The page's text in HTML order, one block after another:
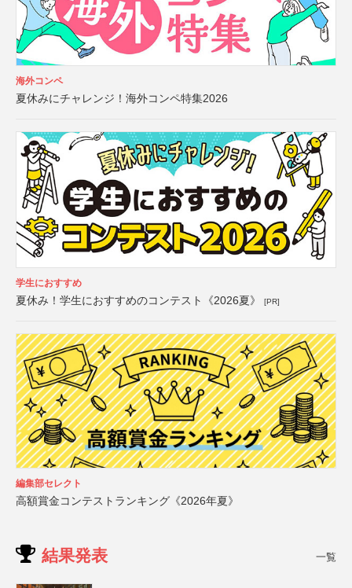
海外コンペ
夏休みにチャレンジ！海外コンペ特集2026
学生におすすめ
夏休み！学生におすすめのコンテスト《2026夏》 [PR]
編集部セレクト
高額賞金コンテストランキング《2026年夏》
結果発表 一覧